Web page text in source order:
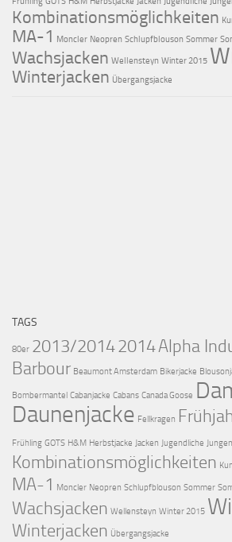
Kombinationsmöglichkeiten
MA-1 Moncler Neopren Schlupfblouson Sommer
Wachsjacken Wellensteyn Winter 2015
Winterjacken Übergangsjacke
TAGS
80er 2013/20142014Alpha
Barbour Beaumont Amsterdam Bikerjacke
Bombermantel Cabanjacke Cabans Canada Goose
Daunenjacke Fellkragen
Frühling GOTS H&M Herbstjacke Jacken Jugendliche Jungen
Kombinationsmöglichkeiten
MA-1 Moncler Neopren Schlupfblouson Sommer
Wachsjacken Wellensteyn Winter 2015
Winterjacken Übergangsjacke